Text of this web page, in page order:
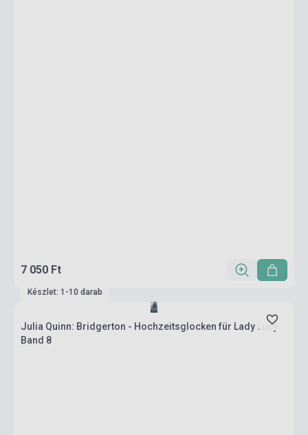
7 050 Ft
Készlet: 1-10 darab
Julia Quinn: Bridgerton - Hochzeitsglocken für Lady Lucy
Band 8